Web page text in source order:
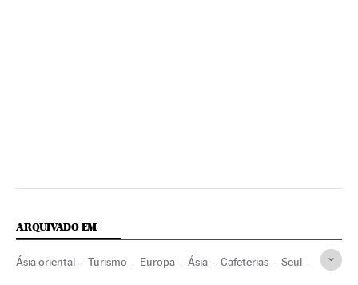
ARQUIVADO EM
Ásia oriental Turismo Europa Ásia Cafeterias Seul